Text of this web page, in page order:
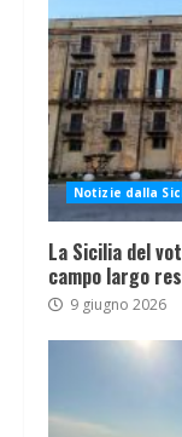
Notizie dalla
La Sicilia del
campo largo
9 giugno 2026